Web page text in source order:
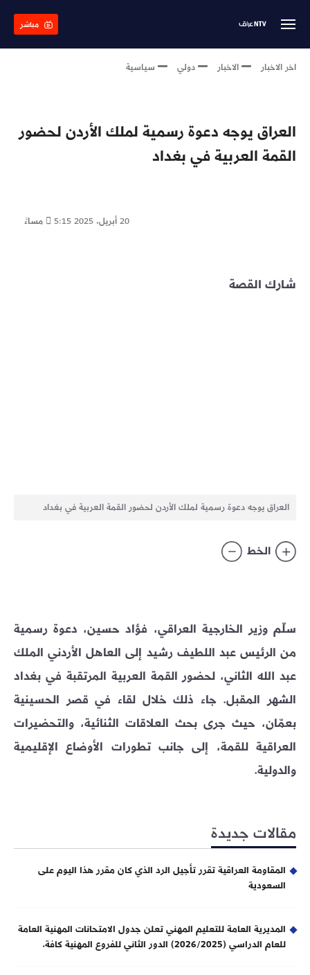
main
content
مباشر
اخر الاخبار الاخبار دولي سياسية
العراق يوجه دعوة رسمية لملك الأردن لحضور
القمة العربية في بغداد
20 أبريل، 2025 5:15 مساءً
شارك القصة
العراق يوجه دعوة رسمية لملك الأردن لحضور القمة العربية في بغداد
الخط
سلّم وزير الخارجية العراقي، فؤاد حسين، دعوة رسمية
من الرئيس عبد اللطيف رشيد إلى العاهل الأردني الملك
عبد الله الثاني، لحضور القمة العربية المرتقبة في بغداد
الشهر المقبل. جاء ذلك خلال لقاء في قصر الحسينية
بعمّان، حيث جرى بحث العلاقات الثنائية، والتحضيرات
العراقية للقمة، إلى جانب تطورات الأوضاع الإقليمية
والدولية.
مقالات جديدة
المقاومة العراقية تقرر تأجيل الرد الذي كان مقرر هذا اليوم على
السعودية
المديرية العامة للتعليم المهني تعلن جدول الامتحانات المهنية العامة
للعام الدراسي (2026/2025) الدور الثاني للفروع المهنية كافة.